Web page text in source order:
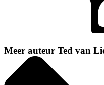
Meer auteur Ted van